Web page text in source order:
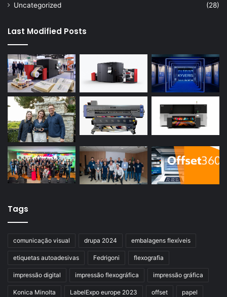
Uncategorized
(28)
Last Modified Posts
Tags
comunicação visual drupa 2024 embalagens flexíveis
etiquetas autoadesivas Fedrigoni flexografia
impressão digital impressão flexográfica impressão gráfica
Konica Minolta LabelExpo europe 2023 offset papel